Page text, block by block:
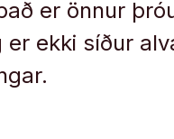
er önnur
er ekki síður